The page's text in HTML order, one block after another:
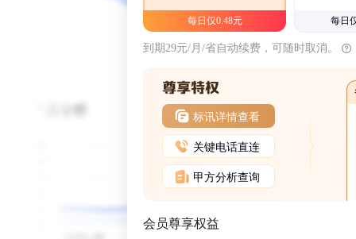
每日仅0.48元 每日
到期29元/月/省自动续费，可随时取消。
标讯详情查看
关键电话直连
甲方分析查询
会员尊享权益